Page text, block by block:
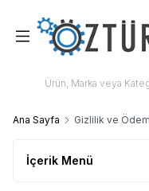
Ana Sayfa Gizlilik ve
İçerik Menü